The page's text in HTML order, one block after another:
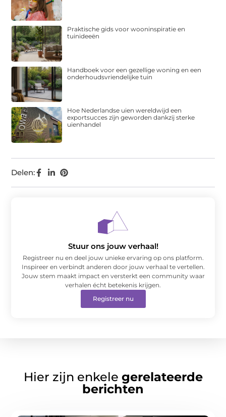
Delen:
Praktische gids voor wooninspiratie en
tuinideeën
Handboek voor een gezellige woning en een
onderhoudsvriendelijke tuin
Hoe Nederlandse uien wereldwijd een
exportsucces zijn geworden dankzij sterke
uienhandel
Stuur ons jouw verhaal!
Registreer nu en deel jouw unieke ervaring op ons platform.
Inspireer en verbindt anderen door jouw verhaal te vertellen.
Jouw stem maakt impact en versterkt een community waar
verhalen écht betekenis krijgen.
Registreer nu
Hier zijn enkele gerelateerde
berichten